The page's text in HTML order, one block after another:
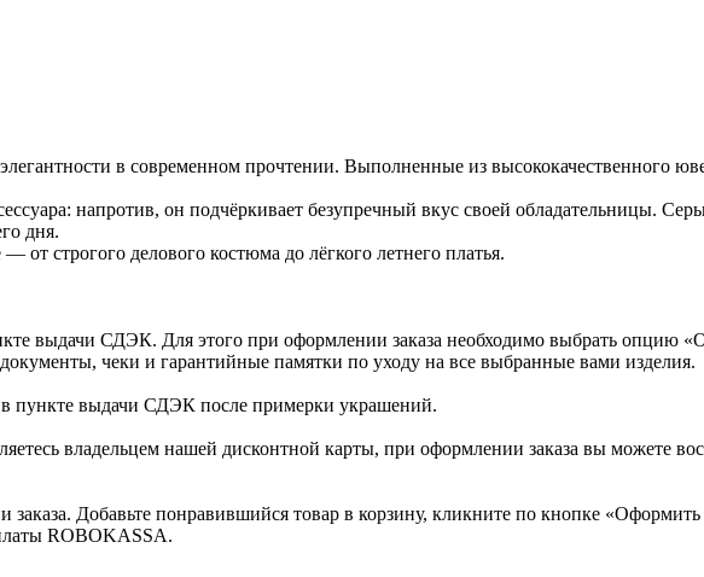
в современном прочтении. Выполненные из высококачественного
напротив, он подчёркивает безупречный вкус своей обладательницы.
дня.
строгого делового костюма до лёгкого летнего платья.
выдачи СДЭК. Для этого при оформлении заказа необходимо выбрать опцию
чеки и гарантийные памятки по уходу на все выбранные вами изделия.
пункте выдачи СДЭК после примерки украшений.
владельцем нашей дисконтной карты, при оформлении заказа вы можете
Добавьте понравившийся товар в корзину, кликните по кнопке «Оформить
ROBOKASSA.